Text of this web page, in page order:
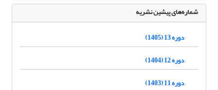
شماره‌های پیشین نشریه
دوره 13 (1405)
دوره 12 (1404)
دوره 11 (1403)